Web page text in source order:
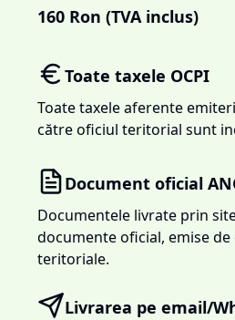
160 Ron (TVA inclus)
Toate taxele OCPI
Toate taxele aferente
către oficiul teritorial sunt
Document oficial
Documentele livrate prin
documente oficial, emise
teritoriale.
Livrarea pe email/